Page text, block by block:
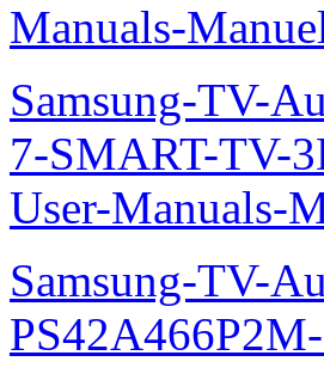
Manuals-
Samsung-TV-
7-SMART-TV-
User-Manuals-
Samsung-TV-